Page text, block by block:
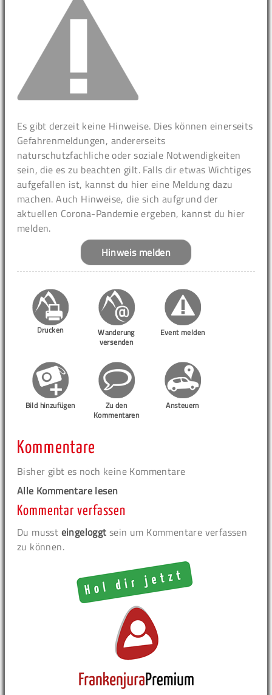
Es gibt derzeit keine Hinweise. Dies können einerseits
Gefahrenmeldungen, andererseits
naturschutzfachliche oder soziale Notwendigkeiten
sein, die es zu beachten gilt. Falls dir etwas Wichtiges
aufgefallen ist, kannst du hier eine Meldung dazu
machen. Auch Hinweise, die sich aufgrund der
aktuellen Corona-Pandemie ergeben, kannst du hier
melden.
Hinweis melden
Drucken
Wanderung
versenden
Event melden
Bild hinzufügen
Zu den
Kommentaren
Ansteuern
Kommentare
Bisher gibt es noch keine Kommentare
Alle Kommentare lesen
Kommentar verfassen
Du musst eingeloggt sein um Kommentare verfassen
zu können.